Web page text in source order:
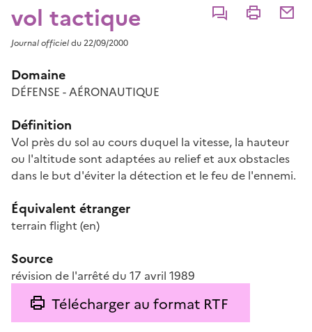
vol tactique CommenterImprimer
Journal officieldu 22/09/2000
Domaine
DÉFENSE - AÉRONAUTIQUE
Définition
Vol près du sol au cours duquel la vitesse, la hauteur
ou l'altitude sont adaptées au relief et aux obstacles
dans le but d'éviter la détection et le feu de l'ennemi.
Équivalent étranger
terrain flight (en)
Source
révision de l'arrêté du 17 avril 1989
Télécharger au format RTF